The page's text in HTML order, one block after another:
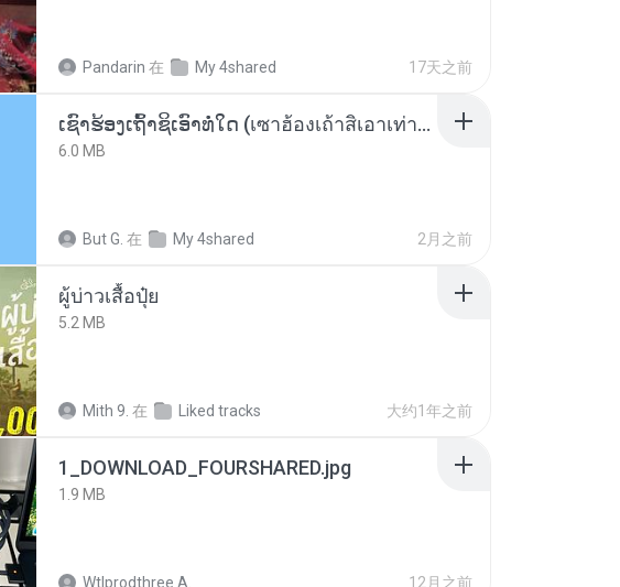
Pandarin 在 My 4shared 17天之前
ເຊົາຮ້ອງເຖົ້າຊິເອົາທໍ່ໃດ (เซาฮ้องเถ้าสิเอาเท่าใด) ບຸນເກີດ ຫນູຫ່ວງ ft. ໂສພາ ຈຸນທະລາ
6.0 MB
But G. 在 My 4shared 2月之前
ผู้บ่าวเสื้อปุ๋ย
5.2 MB
Mith 9. 在 Liked tracks 大约1年之前
1_DOWNLOAD_FOURSHARED.jpg
1.9 MB
Wtlprodthree A. 12月之前